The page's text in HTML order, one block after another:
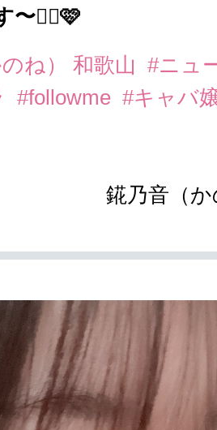
〜🙂‍↕️🩷
ね） 和歌山
#ニュ
#followme #キャバ
錵乃音（